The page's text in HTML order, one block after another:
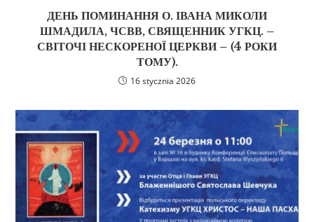
ДЕНЬ ПОМИНАННЯ О. ІВАНА МИКОЛИ
ШМАДИЛА, ЧСВВ, СВЯЩЕННИК УГКЦ. –
СВІТОЧІ НЕСКОРЕНОЇ ЦЕРКВИ – (4 РОКИ
ТОМУ).
16 stycznia 2026